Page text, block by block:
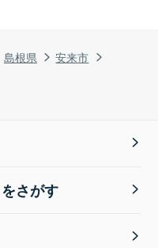
島根県
安来市
さがす